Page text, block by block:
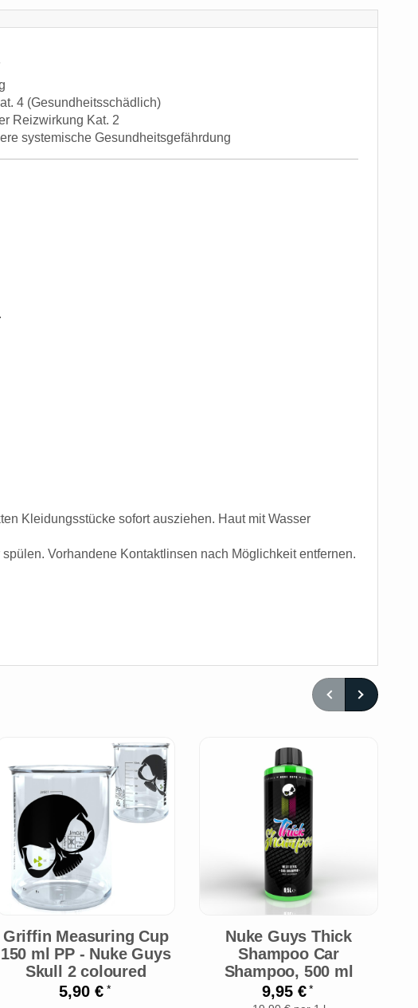
4 (Gesundheitsschädlich)
Reizwirkung Kat. 2
systemische Gesundheitsgefährdung
Kleidungsstücke sofort ausziehen. Haut mit Wasser
Vorhandene Kontaktlinsen nach Möglichkeit entfernen.
Griffin Measuring Cup
150 ml PP - Nuke Guys
Skull 2 coloured
5,90 €*
Nuke Guys Thick
Shampoo Car
Shampoo, 500 ml
9,95 €*